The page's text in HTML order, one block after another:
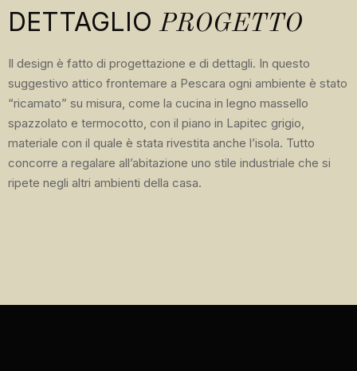
DETTAGLIO PROGETTO
Il design è fatto di progettazione e di dettagli. In questo
suggestivo attico frontemare a Pescara ogni ambiente è stato
“ricamato” su misura, come la cucina in legno massello
spazzolato e termocotto, con il piano in Lapitec grigio,
materiale con il quale è stata rivestita anche l’isola. Tutto
concorre a regalare all’abitazione uno stile industriale che si
ripete negli altri ambienti della casa.